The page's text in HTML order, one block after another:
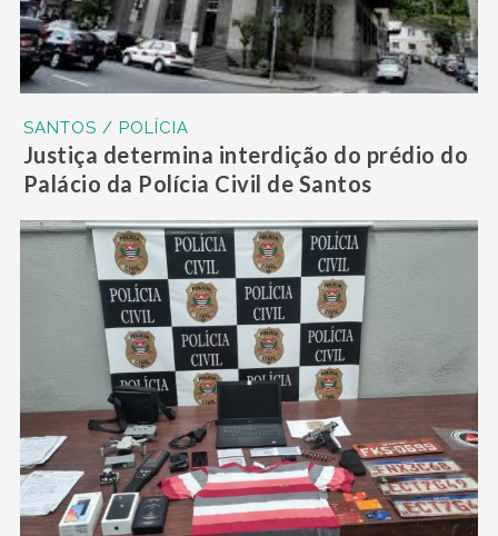
SANTOS / POLÍCIA
Justiça determina interdição do prédio do
Palácio da Polícia Civil de Santos